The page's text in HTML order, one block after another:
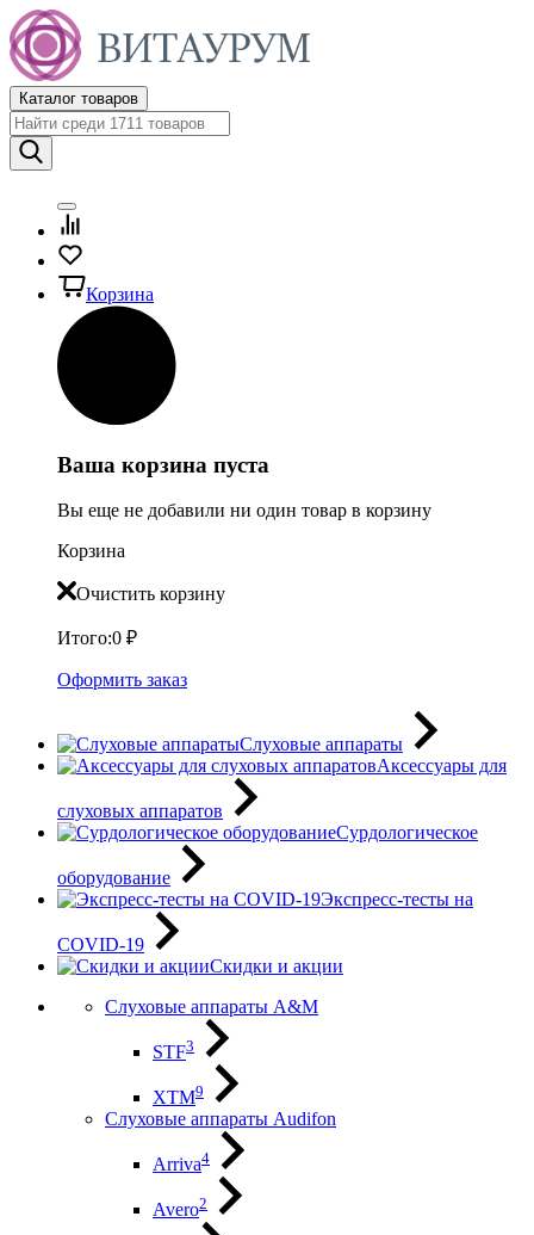
Каталог товаров
Корзина
Ваша корзина пуста
Вы еще не добавили ни один товар в корзину
Корзина
Очистить корзину
Итого:0 ₽
Оформить заказ
Слуховые аппараты
Аксессуары для
слуховых аппаратов
Сурдологическое
оборудование
Экспресс-тесты на
COVID-19
Скидки и акции
Слуховые аппараты A&M
STF3
XTM9
Слуховые аппараты Audifon
Arriva4
Avero2